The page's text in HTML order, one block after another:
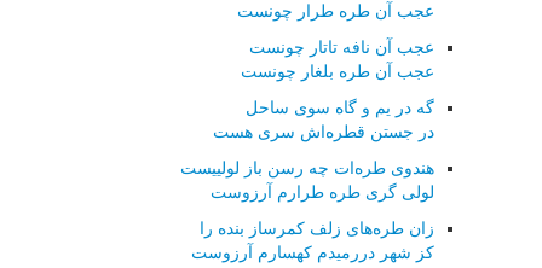
عجب آن طره طرار چونست
عجب آن نافه تاتار چونست
عجب آن طره بلغار چونست
گه در یم و گاه سوی ساحل
در جستن قطره‌اش سری هست
هندوی طره‌ات چه رسن باز لولییست
لولی گری طره طرارم آرزوست
زان طره‌های زلف كمرساز بنده را
كز شهر دررمیدم كهسارم آرزوست